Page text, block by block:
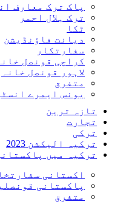
پاک ترک معارف
ترک ہلال احمر
ٹکا
دیانت فاؤنڈیشن
سفارتکار
کراچی قونصل خانہ
لاہور قونصل خانہ
متفرق
یونس ایمرے
تازہ ترین
تجارت
ترکی
ترکیہ الیکشن 2023
ترکیہ میں
اکستانی
پاکستانی
متفرق